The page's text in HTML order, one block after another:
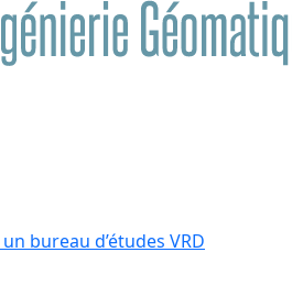
bureau d’études VRD